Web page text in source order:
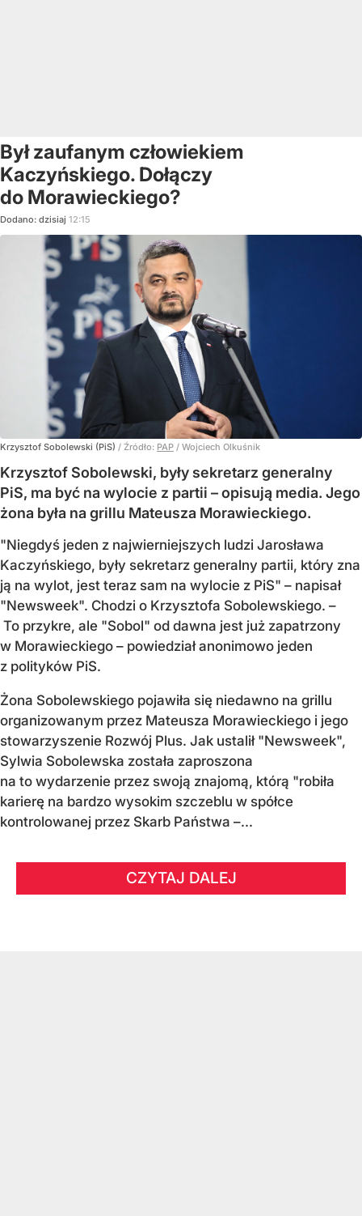
Był zaufanym człowiekiem
Kaczyńskiego. Dołączy
do Morawieckiego?
Dodano: dzisiaj 12:15
Krzysztof Sobolewski (PiS) / Źródło: PAP / Wojciech Olkuśnik
Krzysztof Sobolewski, były sekretarz generalny
PiS, ma być na wylocie z partii – opisują media. Jego
żona była na grillu Mateusza Morawieckiego.
"Niegdyś jeden z najwierniejszych ludzi Jarosława
Kaczyńskiego, były sekretarz generalny partii, który zna
ją na wylot, jest teraz sam na wylocie z PiS" – napisał
"Newsweek". Chodzi o Krzysztofa Sobolewskiego. –
To przykre, ale "Sobol" od dawna jest już zapatrzony
w Morawieckiego – powiedział anonimowo jeden
z polityków PiS.
Żona Sobolewskiego pojawiła się niedawno na grillu
organizowanym przez Mateusza Morawieckiego i jego
stowarzyszenie Rozwój Plus. Jak ustalił "Newsweek",
Sylwia Sobolewska została zaproszona
na to wydarzenie przez swoją znajomą, którą "robiła
karierę na bardzo wysokim szczeblu w spółce
kontrolowanej przez Skarb Państwa –...
CZYTAJ DALEJ